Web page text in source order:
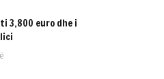
3,800 euro dhe i